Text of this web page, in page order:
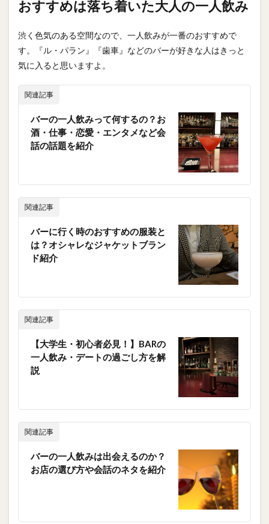
おすすめは落ち着いた大人の一人飲み
渋く色気のある空間なので、一人飲みが一番のおすすめで
す。『ル・パラン』『歯車』などのバーが好きな人はきっと
気に入ると思いますよ。
関連記事
バーの一人飲みって何するの？お
酒・仕事・恋愛・エンタメなど会
話の話題を紹介
関連記事
バーに行く時のおすすめの服装と
は？オシャレなジャケットブラン
ド紹介
関連記事
【大学生・初心者必見！】BARの
一人飲み・デートの過ごし方を解
説
関連記事
バーの一人飲みは出会えるのか？
お店の選び方や会話のネタを紹介